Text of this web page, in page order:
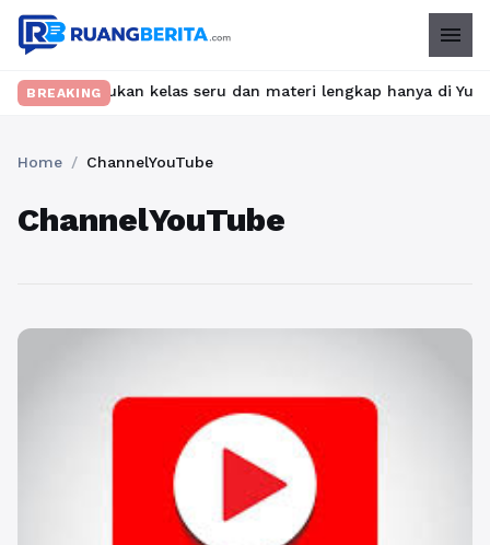
menu
BREAKING
Temukan kelas seru dan materi lengkap hanya di
Home / ChannelYouTube
ChannelYouTube